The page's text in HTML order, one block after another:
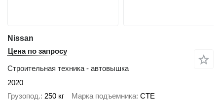
Nissan
Цена по запросу
Строительная техника - автовышка
2020
Грузопод. 250 кг Марка подъемника CTE